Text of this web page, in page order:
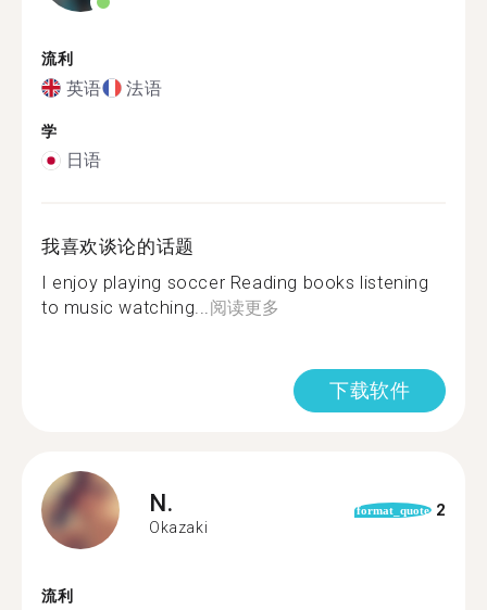
流利
英语 法语
学
日语
我喜欢谈论的话题
I enjoy playing soccer Reading books listening
to music watching...阅读更多
下载软件
N.
Okazaki
format_quote 2
流利